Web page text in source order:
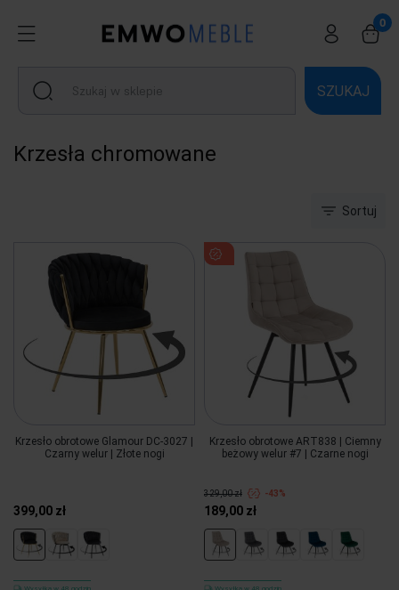
SZUKAJ
Krzesła chromowane
Sortuj
Krzesło obrotowe Glamour DC-3027 |
Czarny welur | Złote nogi
399,00 zł
Krzesło obrotowe ART838 | Ciemny
beżowy welur #7 | Czarne nogi
329,00 zł -43%
189,00 zł